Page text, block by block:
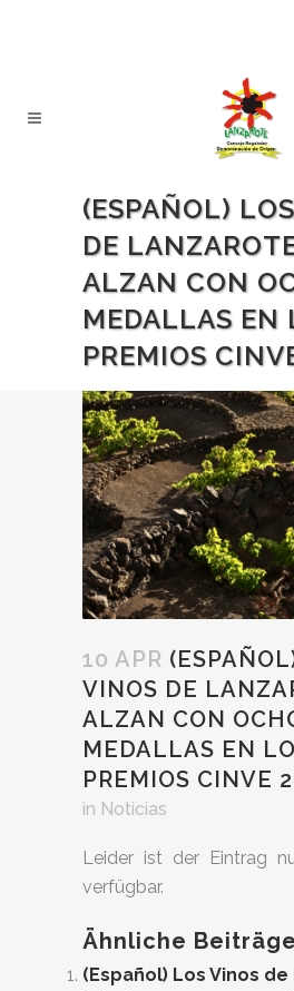
(ESPAÑOL)
DE
ALZAN CON
MEDALLAS EN
PREMIOS
10 APR
VINOS DE
ALZAN CON
MEDALLAS EN
PREMIOS CINVE
in Noticias
Leider ist der Eintrag
verfügbar.
Ähnliche
(Español) Los Vinos